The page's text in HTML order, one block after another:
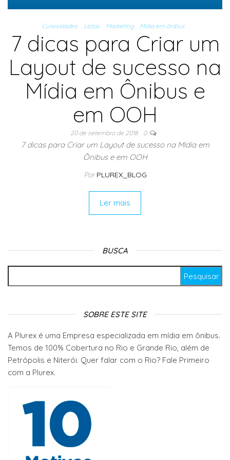
Curiosidades Listas Marketing Mídia em ônibus
7 dicas para Criar um
Layout de sucesso na
Mídia em Ônibus e
em OOH
20 de setembro de 2018 0
7 dicas para Criar um Layout de sucesso na Mídia em
Ônibus e em OOH
Por PLUREX_BLOG
Ler mais
BUSCA
SOBRE ESTE SITE
A Plurex é uma Empresa especializada em mídia em ônibus.
Temos de 100% Cobertura no Rio e Grande Rio, além de
Petrópolis e Niterói. Quer falar com o Rio? Fale Primeiro
com a Plurex.